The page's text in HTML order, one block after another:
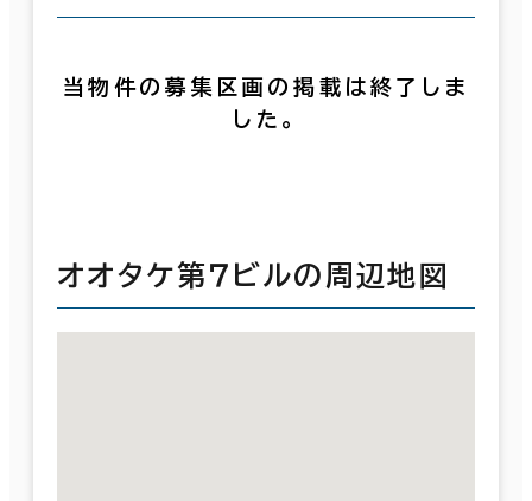
当物件の募集区画の掲載は終了しま
した。
オオタケ第７ビルの周辺地図